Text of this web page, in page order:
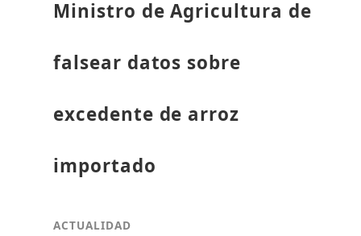
Ministro de Agricultura de
falsear datos sobre
excedente de arroz
importado
ACTUALIDAD